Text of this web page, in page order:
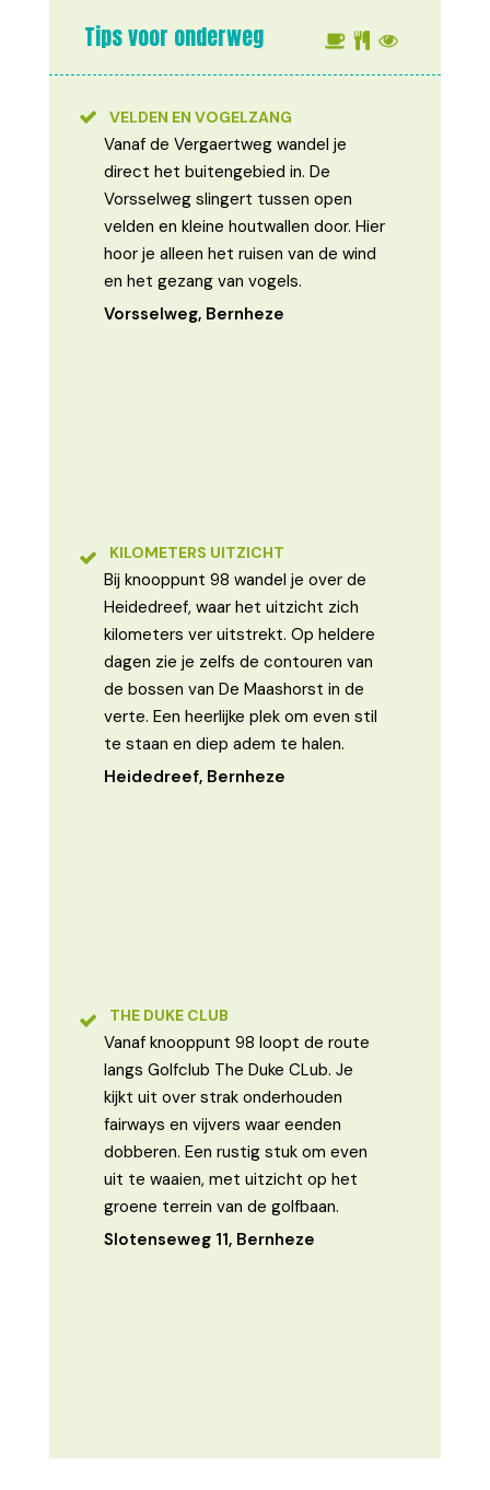
Tips voor onderweg
VELDEN EN VOGELZANG
Vanaf de Vergaertweg wandel je
direct het buitengebied in. De
Vorsselweg slingert tussen open
velden en kleine houtwallen door. Hier
hoor je alleen het ruisen van de wind
en het gezang van vogels.
Vorsselweg, Bernheze
KILOMETERS UITZICHT
Bij knooppunt 98 wandel je over de
Heidedreef, waar het uitzicht zich
kilometers ver uitstrekt. Op heldere
dagen zie je zelfs de contouren van
de bossen van De Maashorst in de
verte. Een heerlijke plek om even stil
te staan en diep adem te halen.
Heidedreef, Bernheze
THE DUKE CLUB
Vanaf knooppunt 98 loopt de route
langs Golfclub The Duke CLub. Je
kijkt uit over strak onderhouden
fairways en vijvers waar eenden
dobberen. Een rustig stuk om even
uit te waaien, met uitzicht op het
groene terrein van de golfbaan.
Slotenseweg 11, Bernheze